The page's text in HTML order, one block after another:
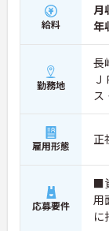
給料
月
年
勤務地
長
ス
雇用形態 正
応募要件
■
用
に